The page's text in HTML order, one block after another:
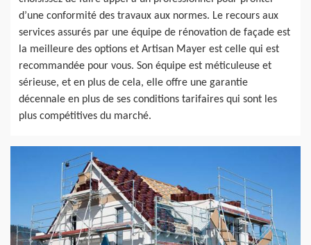
d’une conformité des travaux aux normes. Le recours aux
services assurés par une équipe de rénovation de façade est
la meilleure des options et Artisan Mayer est celle qui est
recommandée pour vous. Son équipe est méticuleuse et
sérieuse, et en plus de cela, elle offre une garantie
décennale en plus de ses conditions tarifaires qui sont les
plus compétitives du marché.